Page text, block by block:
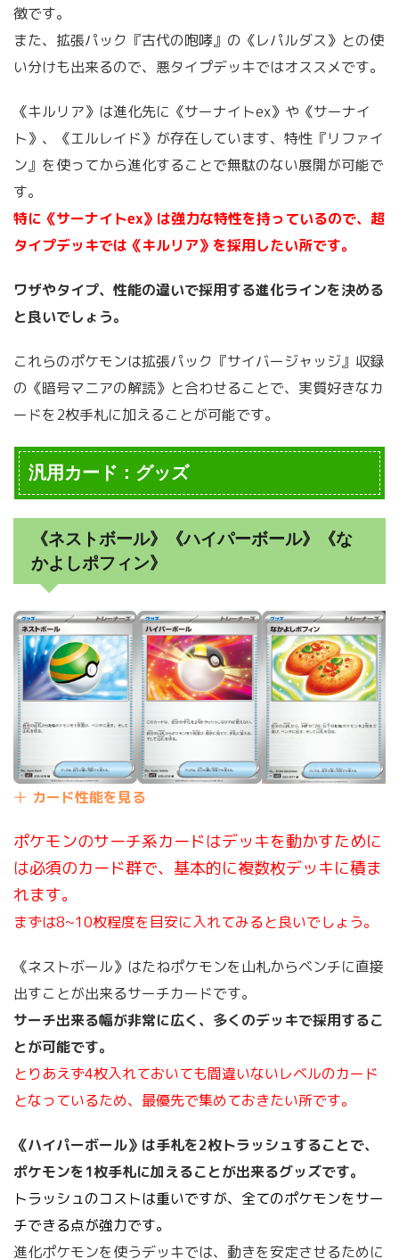
徴です。
また、拡張パック『古代の咆哮』の《レパルダス》との使
い分けも出来るので、悪タイプデッキではオススメです。
《キルリア》は進化先に《サーナイトex》や《サーナイ
ト》、《エルレイド》が存在しています、特性『リファイ
ン』を使ってから進化することで無駄のない展開が可能で
す。
特に《サーナイトex》は強力な特性を持っているので、超
タイプデッキでは《キルリア》を採用したい所です。
ワザやタイプ、性能の違いで採用する進化ラインを決める
と良いでしょう。
これらのポケモンは拡張パック『サイバージャッジ』収録
の《暗号マニアの解読》と合わせることで、実質好きなカ
ードを2枚手札に加えることが可能です。
汎用カード：グッズ
《ネストボール》《ハイパーボール》《な
かよしポフィン》
カード性能を見る
ポケモンのサーチ系カードはデッキを動かすために
は必須のカード群で、基本的に複数枚デッキに積ま
れます。
まずは8~10枚程度を目安に入れてみると良いでしょう。
《ネストボール》はたねポケモンを山札からベンチに直接
出すことが出来るサーチカードです。
サーチ出来る幅が非常に広く、多くのデッキで採用するこ
とが可能です。
とりあえず4枚入れておいても間違いないレベルのカード
となっているため、最優先で集めておきたい所です。
《ハイパーボール》は手札を2枚トラッシュすることで、
ポケモンを1枚手札に加えることが出来るグッズです。
トラッシュのコストは重いですが、全てのポケモンをサー
チできる点が強力です。
進化ポケモンを使うデッキでは、動きを安定させるために